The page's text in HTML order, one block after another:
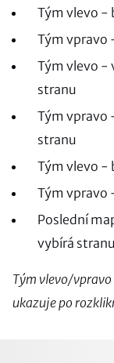
Tým vlevo -
Tým vpravo
Tým vlevo -
stranu
Tým vpravo
stranu
Tým vlevo -
Tým vpravo
Poslední
vybírá stranu
Tým vlevo/vpravo
ukazuje po